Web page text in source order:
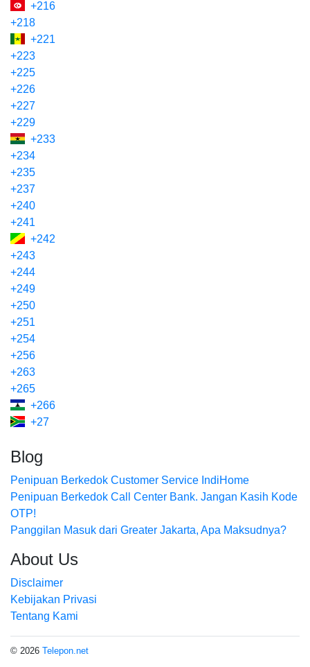
+216
+218
+221
+223
+225
+226
+227
+229
+233
+234
+235
+237
+240
+241
+242
+243
+244
+249
+250
+251
+254
+256
+263
+265
+266
+27
Blog
Penipuan Berkedok Customer Service IndiHome
Penipuan Berkedok Call Center Bank. Jangan Kasih Kode
OTP!
Panggilan Masuk dari Greater Jakarta, Apa Maksudnya?
About Us
Disclaimer
Kebijakan Privasi
Tentang Kami
© 2026 Telepon.net